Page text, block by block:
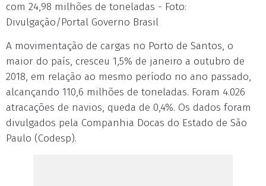
com 24,98 milhões de toneladas - Foto:
Divulgação/Portal Governo Brasil
A movimentação de cargas no Porto de Santos, o
maior do país, cresceu 1,5% de janeiro a outubro de
2018, em relação ao mesmo período no ano passado,
alcançando 110,6 milhões de toneladas. Foram 4.026
atracações de navios, queda de 0,4%. Os dados foram
divulgados pela Companhia Docas do Estado de São
Paulo (Codesp).